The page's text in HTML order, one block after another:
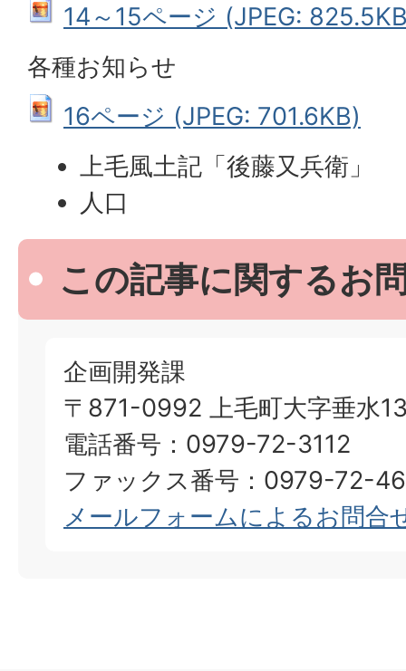
14～15ページ (JPEG:
各種お知らせ
16ページ (JPEG: 701.6KB)
上毛風土記「後藤又兵衛」
人口
この記事に関するお
企画開発課
〒871-0992 上毛町大字垂水
電話番号：0979-72-3112
ファックス番号：0979-72-
メールフォームによるお問合